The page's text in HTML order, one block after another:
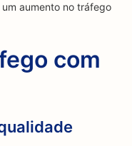
aumento no tráfego
com